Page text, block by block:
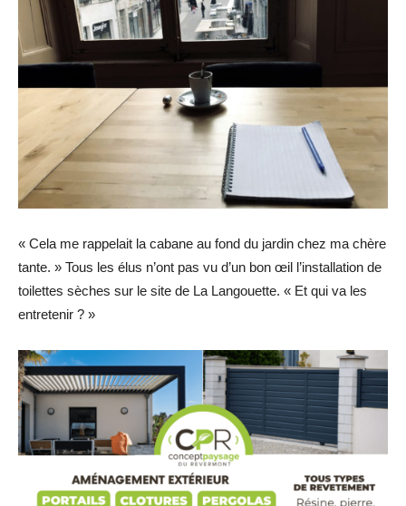
« Cela me rappelait la cabane au fond du jardin chez ma chère
tante. » Tous les élus n’ont pas vu d’un bon œil l’installation de
toilettes sèches sur le site de La Langouette. « Et qui va les
entretenir ? »